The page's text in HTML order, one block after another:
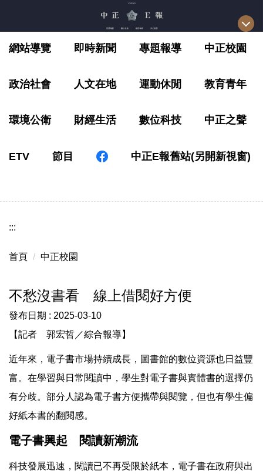
要
容
網站導覽 即時新聞 專題報導 中正校園
政治社會 人文在地 運動休閒 教育青年
環境公衛 財經生活 數位科技 中正之聲
ETV 節目 中正E報舊站(另開新視窗)
:::
首頁 中正校園
不愁沒書看 線上借閱好方便
發布日期 : 2025-03-10
【記者 郭宏哲／綜合報導】
近年來，電子書市場持續成長，圖書館的數位資源也日益豐
富。在學習與日常閱讀中，學生對電子書與實體書的選擇仍
有分歧。部分人認為電子書方便攜帶與閱覽，但也有學生偏
好紙本書的翻閱感。
電子書興起 閱讀新潮流
科技發展迅速，閱讀已不再受限於紙本，電子書在政府與出